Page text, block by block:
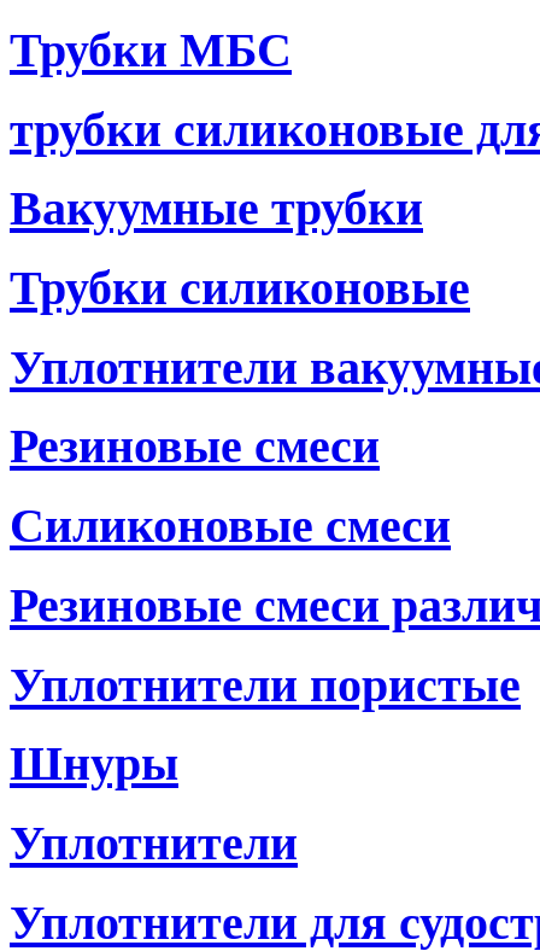
Трубки МБС
трубки силиконовые
Вакуумные трубки
Трубки силиконовые
Уплотнители
Резиновые смеси
Силиконовые смеси
Резиновые смеси
Уплотнители пористые
Шнуры
Уплотнители
Уплотнители для